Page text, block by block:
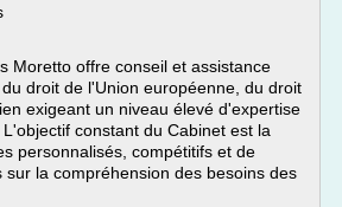
Moretto offre conseil et assistance
droit de l'Union européenne, du droit
exigeant un niveau élevé d'expertise
constant du Cabinet est la
personnalisés, compétitifs et de
sur la compréhension des besoins des